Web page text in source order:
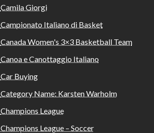
Camila Giorgi
Campionato Italiano di Basket
Canada Women's 3×3 Basketball Team
Canoa e Canottaggio Italiano
Car Buying
Category Name: Karsten Warholm
Champions League
Champions League – Soccer